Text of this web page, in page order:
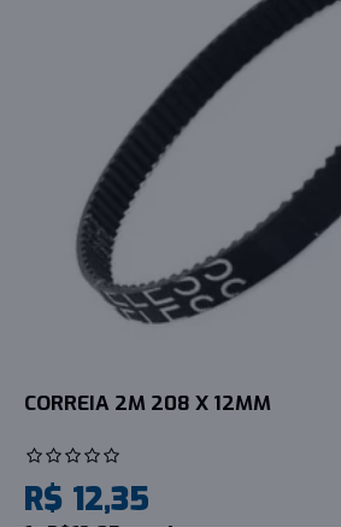
CORREIA 2M 208 X 12MM
R$ 12,35